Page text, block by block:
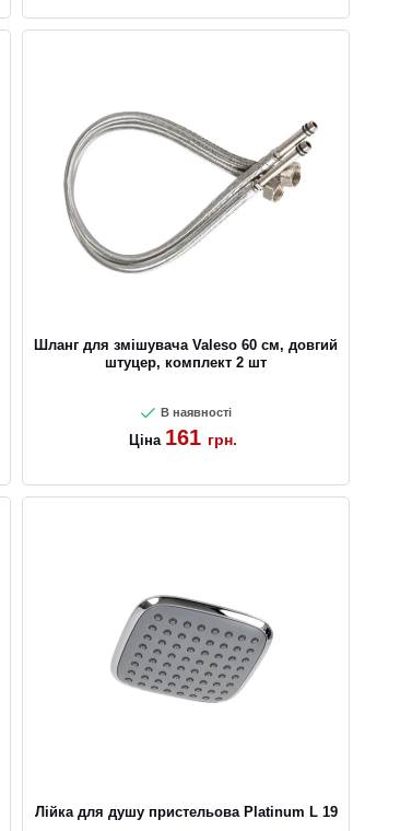
Шланг для змішувача Valeso 60 см, довгий
штуцер, комплект 2 шт
В наявності
Ціна 161 грн.
Лійка для душу пристельова Platinum L 19